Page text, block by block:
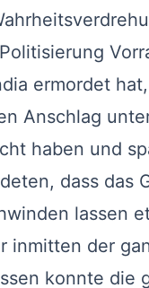
ermordet
Anschlag
haben und
dass das
lassen
inmitten der
konnte die